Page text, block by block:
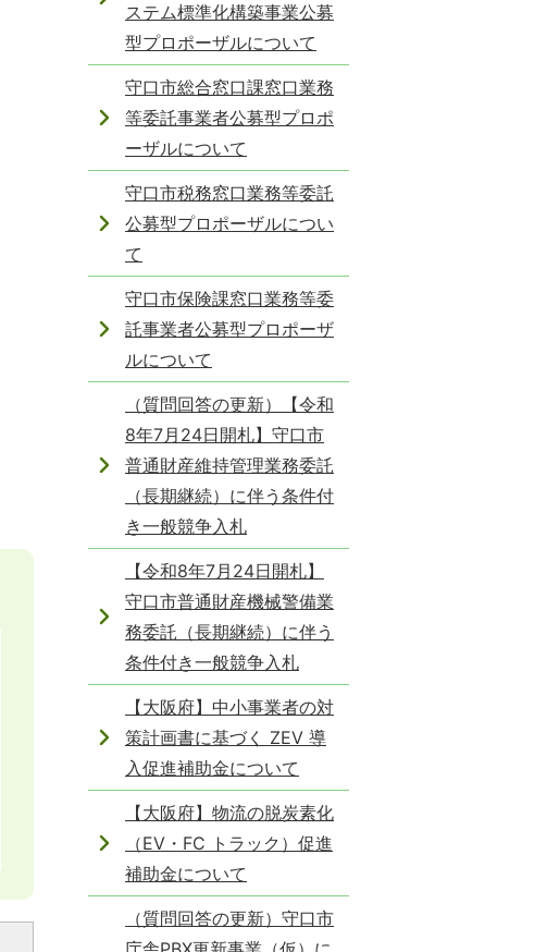
ステム標準化構築事業公募
型プロポーザルについて
守口市総合窓口課窓口業務
等委託事業者公募型プロポ
ーザルについて
守口市税務窓口業務等委託
公募型プロポーザルについ
て
守口市保険課窓口業務等委
託事業者公募型プロポーザ
ルについて
（質問回答の更新）【令和
8年7月24日開札】守口市
普通財産維持管理業務委託
（長期継続）に伴う条件付
き一般競争入札
【令和8年7月24日開札】
守口市普通財産機械警備業
務委託（長期継続）に伴う
条件付き一般競争入札
【大阪府】中小事業者の対
策計画書に基づく ZEV 導
入促進補助金について
【大阪府】物流の脱炭素化
（EV・FC トラック）促進
補助金について
（質問回答の更新）守口市